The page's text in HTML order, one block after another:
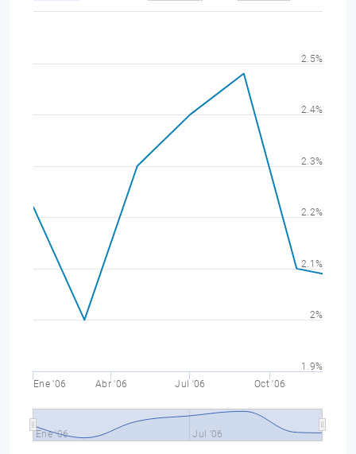
Ene '06 Abr '06 Jul '06 Oct '06
Ene '06 Jul '06
1.9%
2%
2.1%
2.2%
2.3%
2.4%
2.5%